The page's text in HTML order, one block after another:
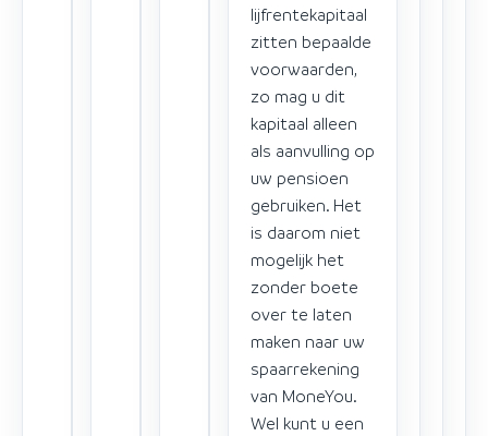
lijfrentekapitaal
zitten bepaalde
voorwaarden,
zo mag u dit
kapitaal alleen
als aanvulling op
uw pensioen
gebruiken. Het
is daarom niet
mogelijk het
zonder boete
over te laten
maken naar uw
spaarrekening
van MoneYou.
Wel kunt u een